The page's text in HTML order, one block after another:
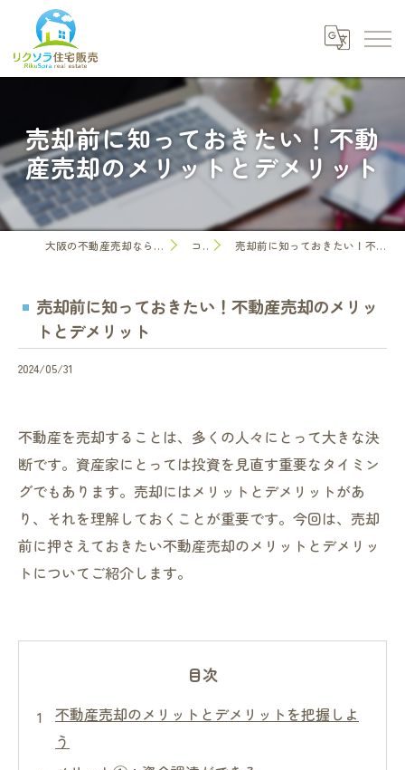
売却前に知っておきたい！不動
産売却のメリットとデメリット
大阪の不動産売却なら株式会社リクソラ住宅販売 コラム 売却前に知っておきたい！不動産売却のメリットとデメリット
売却前に知っておきたい！不動産売却のメリッ
トとデメリット
2024/05/31
不動産を売却することは、多くの人々にとって大きな決
断です。資産家にとっては投資を見直す重要なタイミン
グでもあります。売却にはメリットとデメリットがあ
り、それを理解しておくことが重要です。今回は、売却
前に押さえておきたい不動産売却のメリットとデメリッ
トについてご紹介します。
目次
不動産売却のメリットとデメリットを把握しよ
う